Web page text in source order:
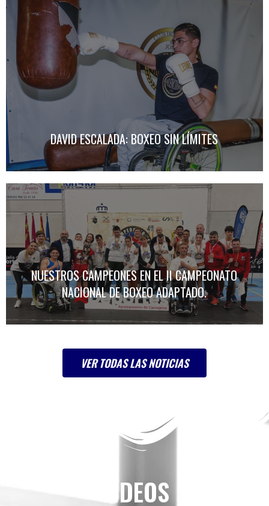
DAVID ESCALADA: BOXEO SIN LÍMITES
NUESTROS CAMPEONES EN EL II CAMPEONATO
NACIONAL DE BOXEO ADAPTADO.
VER TODAS LAS NOTICIAS
VIDEOS